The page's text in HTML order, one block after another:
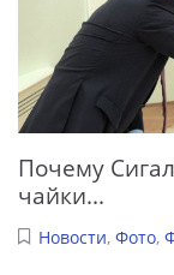
Почему
чайки...
Новости, Фото,